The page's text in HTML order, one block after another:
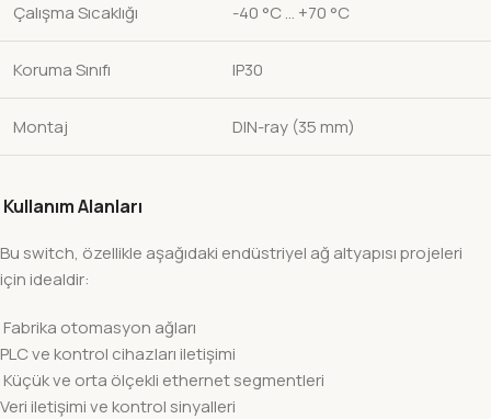
Çalışma Sıcaklığı -40 °C … +70 °C
Koruma Sınıfı IP30
Montaj DIN-ray (35 mm)
Kullanım Alanları
Bu switch, özellikle aşağıdaki endüstriyel ağ altyapısı projeleri
için idealdir:
Fabrika otomasyon ağları
PLC ve kontrol cihazları iletişimi
Küçük ve orta ölçekli ethernet segmentleri
Veri iletişimi ve kontrol sinyalleri